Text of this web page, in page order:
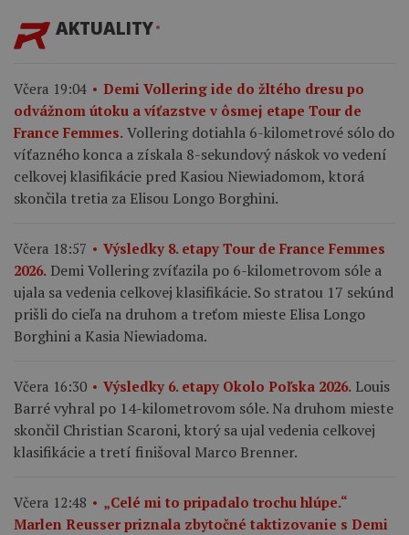
AKTUALITY
Včera 19:04
Demi Vollering ide do žltého dresu po
odvážnom útoku a víťazstve v ôsmej etape Tour de
France Femmes. Vollering dotiahla 6-kilometrové sólo do
víťazného konca a získala 8-sekundový náskok vo vedení
celkovej klasifikácie pred Kasiou Niewiadomom, ktorá
skončila tretia za Elisou Longo Borghini.
Včera 18:57
Výsledky 8. etapy Tour de France Femmes
2026. Demi Vollering zvíťazila po 6-kilometrovom sóle a
ujala sa vedenia celkovej klasifikácie. So stratou 17 sekúnd
prišli do cieľa na druhom a treťom mieste Elisa Longo
Borghini a Kasia Niewiadoma.
Včera 16:30 Výsledky 6. etapy Okolo Poľska 2026. Louis
Barré vyhral po 14-kilometrovom sóle. Na druhom mieste
skončil Christian Scaroni, ktorý sa ujal vedenia celkovej
klasifikácie a tretí finišoval Marco Brenner.
Včera 12:48
„Celé mi to pripadalo trochu hlúpe.“
Marlen Reusser priznala zbytočné taktizovanie s Demi